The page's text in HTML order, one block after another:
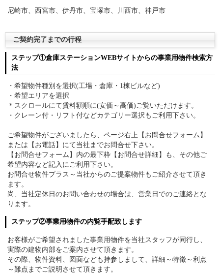
尼崎市、西宮市、伊丹市、宝塚市、川西市、神戸市
ご契約完了までの行程
ステップ①倉庫ステーションWEBサイトからの事業用物件検索方
法
・希望物件種別を選択(工場・倉庫・1棟ビルなど)
・希望エリアを選択
＊スクロールにて賃料額順に(安価～高価)ご覧いただけます。
・クレーン付・リフト付などカテゴリー選択もご利用下さい。
ご希望物件がございましたら、ページ右上【お問合せフォーム】
または【お電話】にて当社までお問合せ下さい。
【お問合せフォーム】内の最下枠【お問合せ詳細】も、その他ご
希望内容など記入にご利用下さい。
お問合せ物件プラス～当社からのご提案物件もご紹介させて頂き
ます。
尚、当社定休日のお問い合わせの場合は、営業日でのご連絡とな
ります。
ステップ②事業用物件の内覧手配致します
お客様がご希望されました事業用物件を当社スタッフが同行し、
実際の建物内部をご案内させて頂きます。
その際、物件資料、図面なども持参しまして、詳細～特徴～利点
～難点までご説明させて頂きます。